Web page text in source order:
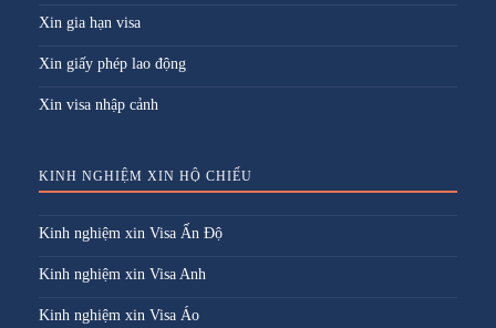
Xin gia hạn visa
Xin giấy phép lao động
Xin visa nhập cảnh
KINH NGHIỆM XIN HỘ CHIẾU
Kinh nghiệm xin Visa Ấn Độ
Kinh nghiệm xin Visa Anh
Kinh nghiệm xin Visa Áo